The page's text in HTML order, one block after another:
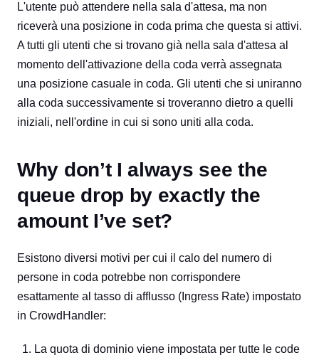
L'utente può attendere nella sala d'attesa, ma non
riceverà una posizione in coda prima che questa si attivi.
A tutti gli utenti che si trovano già nella sala d'attesa al
momento dell'attivazione della coda verrà assegnata
una posizione casuale in coda. Gli utenti che si uniranno
alla coda successivamente si troveranno dietro a quelli
iniziali, nell'ordine in cui si sono uniti alla coda.
Why don’t I always see the
queue drop by exactly the
amount I’ve set?
Esistono diversi motivi per cui il calo del numero di
persone in coda potrebbe non corrispondere
esattamente al tasso di afflusso (Ingress Rate) impostato
in CrowdHandler:
La quota di dominio viene impostata per tutte le code